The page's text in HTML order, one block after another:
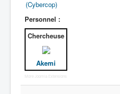
(Cybercop)
Personnel :
Chercheuse
Akemi
More Joomla Extensions